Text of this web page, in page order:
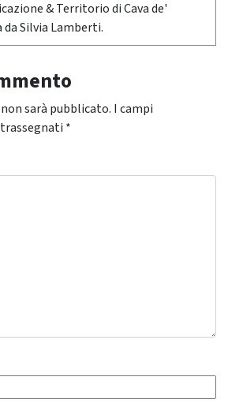
& Territorio di Cava de'
Silvia Lamberti.
sarà pubblicato. I campi
*